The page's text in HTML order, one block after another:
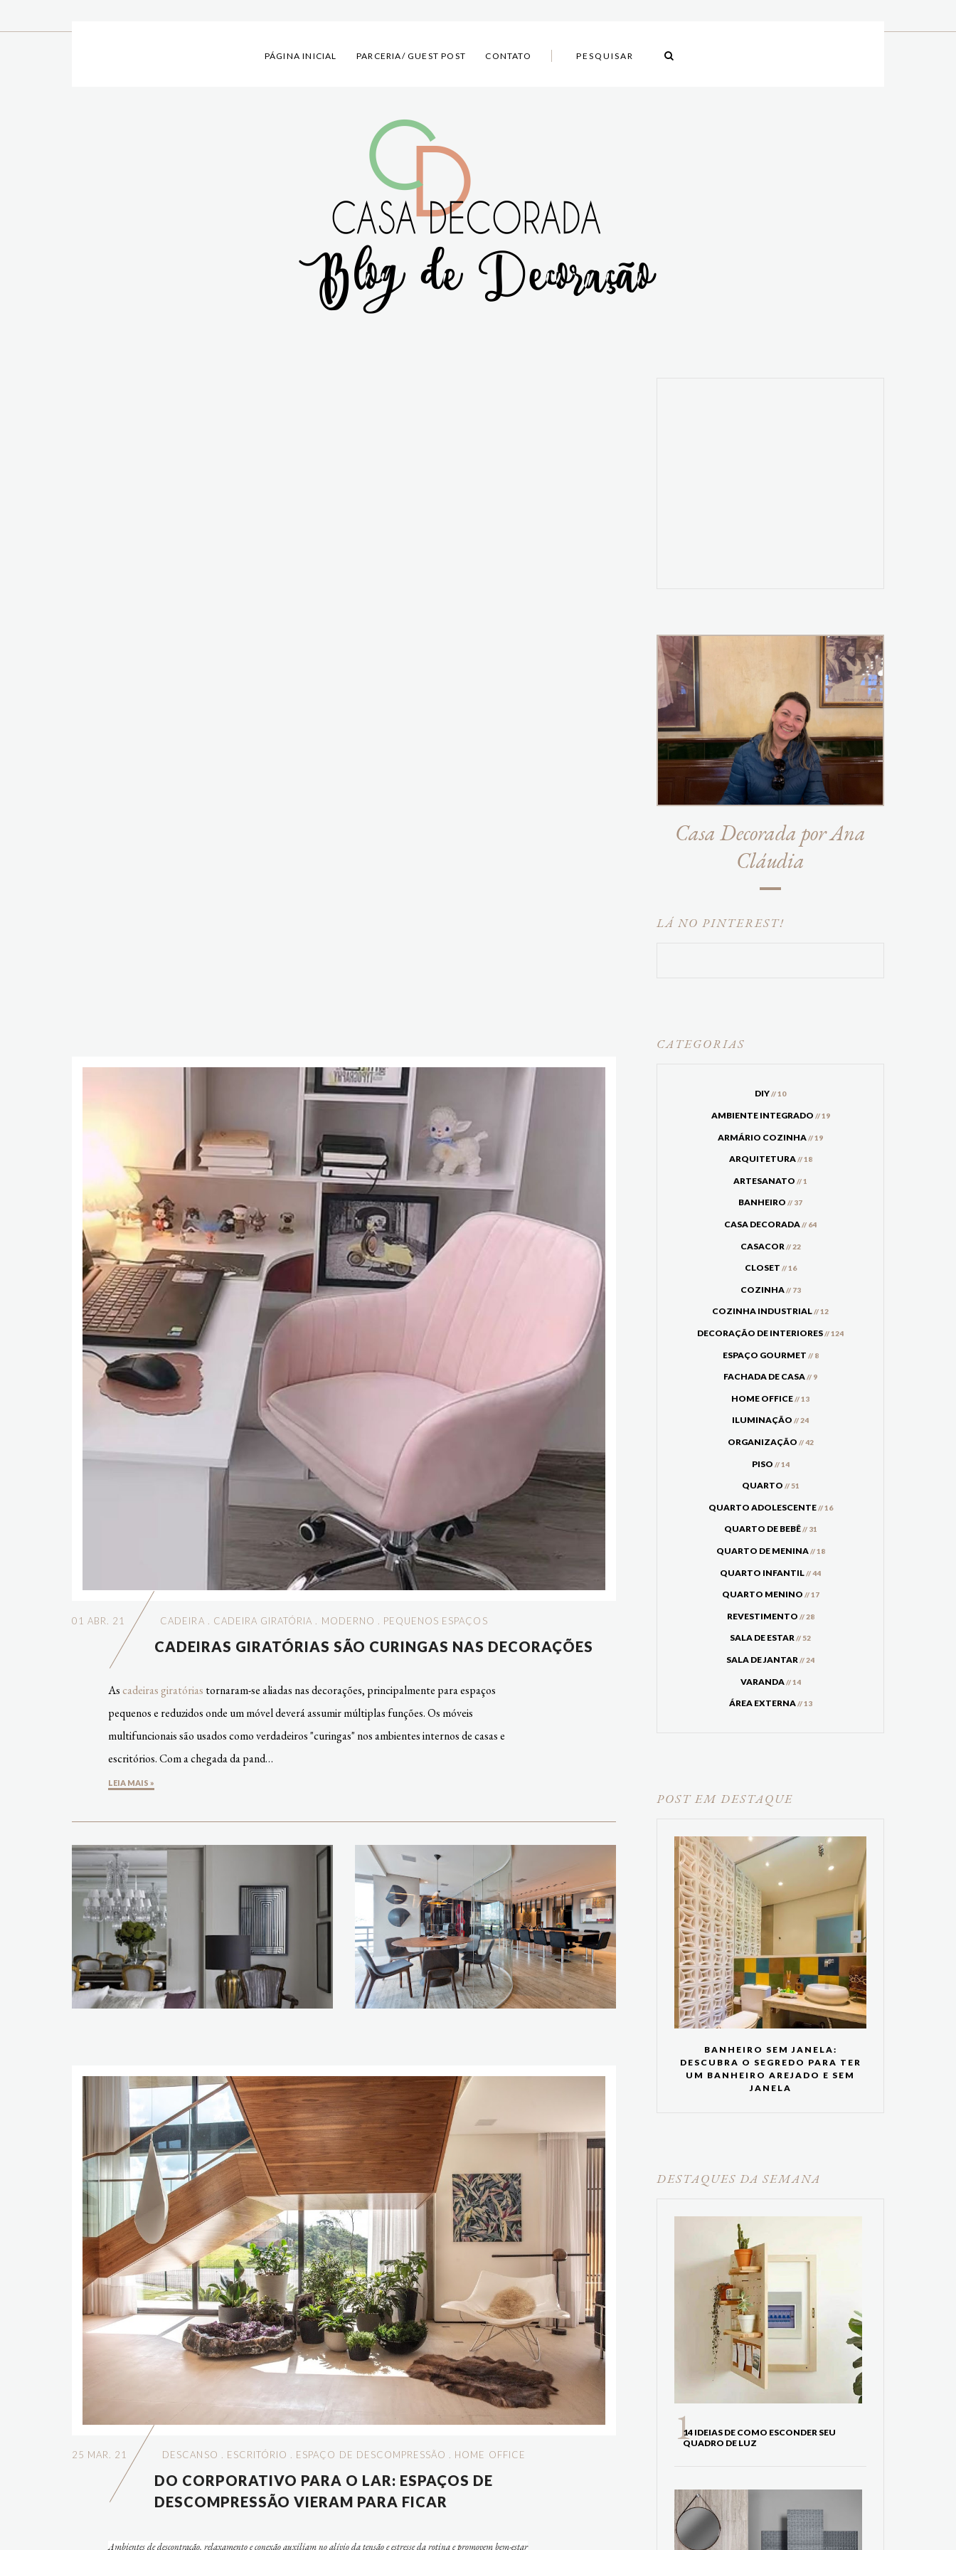
PÁGINA INICIAL PARCERIA/ GUEST POST CONTATO
01 ABR. 21 CADEIRA CADEIRA GIRATÓRIA MODERNO PEQUENOS ESPAÇOS
CADEIRAS GIRATÓRIAS SÃO CURINGAS NAS DECORAÇÕES
Ascadeiras giratórias tornaram-se aliadas nas decorações, principalmente para espaços
pequenos e reduzidos onde um móvel deverá assumir múltiplas funções. Os móveis
multifuncionais são usados como verdadeiros "curingas" nos ambientes internos de casas e
escritórios. Com a chegada da pand…
LEIA MAIS »
25 MAR. 21 DESCANSO . ESCRITÓRIO . ESPAÇO DE DESCOMPRESSÃO . HOME OFFICE
DO CORPORATIVO PARA O LAR: ESPAÇOS DE
DESCOMPRESSÃO VIERAM PARA FICAR
Ambientes de descontração, relaxamento e conexão auxiliam no alívio da tensão e estresse da rotina e promovem bem-estar
Casa Decorada por Ana
Cláudia
LÁ NO PINTEREST!
CATEGORIAS
DIY// 10
AMBIENTE INTEGRADO // 19
ARMÁRIO COZINHA// 19
ARQUITETURA// 18
ARTESANATO// 1
BANHEIRO// 37
CASA DECORADA// 64
CASACOR // 22
CLOSET // 16
COZINHA// 73
COZINHA INDUSTRIAL// 12
DECORAÇÃO DE INTERIORES// 124
ESPAÇO GOURMET // 8
FACHADA DE CASA// 9
HOME OFFICE// 13
ILUMINAÇÃO// 24
ORGANIZAÇÃO // 42
PISO // 14
QUARTO // 51
QUARTO ADOLESCENTE// 16
QUARTO DE BEBÊ// 31
QUARTO DE MENINA// 18
QUARTO INFANTIL// 44
QUARTO MENINO // 17
REVESTIMENTO // 28
SALA DE ESTAR// 52
SALA DE JANTAR// 24
VARANDA// 14
ÁREA EXTERNA// 13
POST EM DESTAQUE
BANHEIRO SEM JANELA:
DESCUBRA O SEGREDO PARA TER
UM BANHEIRO AREJADO E SEM
JANELA
DESTAQUES DA SEMANA
14 IDEIAS DE COMO ESCONDER SEU
QUADRO DE LUZ